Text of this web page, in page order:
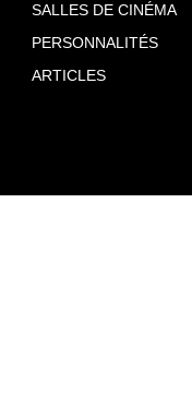
SALLES DE CINÉMA
PERSONNALITÉS
ARTICLES